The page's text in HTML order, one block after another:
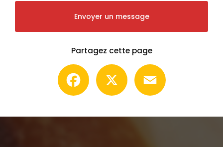
Envoyer un message
Partagez cette page
Facebook